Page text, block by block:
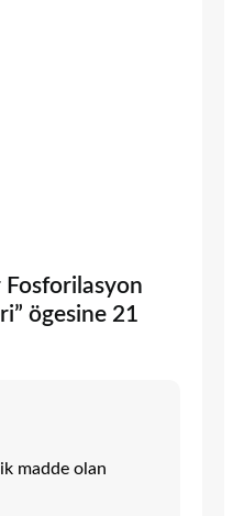
Fosforilasyon
ögesine 21
madde olan